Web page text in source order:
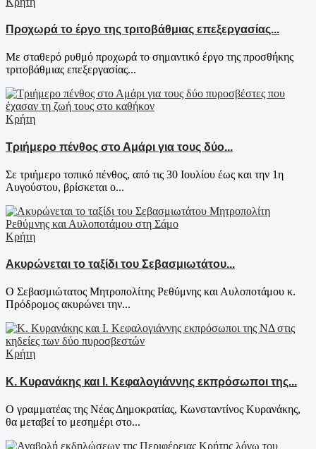
Προχωρά το έργο της τριτοβάθμιας επεξεργασίας...
Με σταθερό ρυθμό προχωρά το σημαντικό έργο της προσθήκης
τριτοβάθμιας επεξεργασίας...
Κρήτη
Τριήμερο πένθος στο Αμάρι για τους δύο...
Σε τριήμερο τοπικό πένθος, από τις 30 Ιουλίου έως και την 1η
Αυγούστου, βρίσκεται ο...
Κρήτη
Ακυρώνεται το ταξίδι του Σεβασμιωτάτου...
Ο Σεβασμιώτατος Μητροπολίτης Ρεθύμνης και Αυλοποτάμου κ.
Πρόδρομος ακυρώνει την...
Κρήτη
Κ. Κυρανάκης και Ι. Κεφαλογιάννης εκπρόσωποι της...
Ο γραμματέας της Νέας Δημοκρατίας, Κωνσταντίνος Κυρανάκης,
θα μεταβεί το μεσημέρι στο...